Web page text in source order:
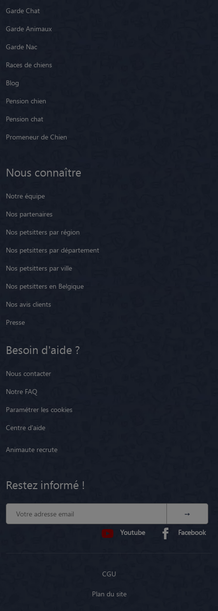
Garde Chat
Garde Animaux
Garde Nac
Races de chiens
Blog
Pension chien
Pension chat
Promeneur de Chien
Nous connaître
Notre équipe
Nos partenaires
Nos petsitters par région
Nos petsitters par département
Nos petsitters par ville
Nos petsitters en Belgique
Nos avis clients
Presse
Besoin d'aide ?
Nous contacter
Notre FAQ
Paramétrer les cookies
Centre d'aide
Animaute recrute
Restez informé !
Youtube Facebook
CGU
Plan du site